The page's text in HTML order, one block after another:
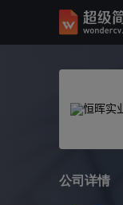
公司详情